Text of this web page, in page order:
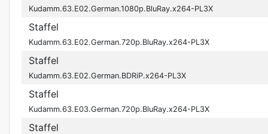
Kudamm.63.E02.German.1080p.BluRay.x264-PL3X
Staffel
Kudamm.63.E02.German.720p.BluRay.x264-PL3X
Staffel
Kudamm.63.E02.German.BDRiP.x264-PL3X
Staffel
Kudamm.63.E03.German.720p.BluRay.x264-PL3X
Staffel